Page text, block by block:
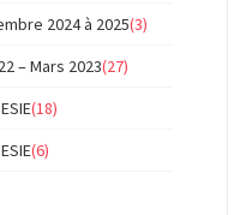
2024 à 2025(3)
– Mars 2023(27)
(18)
(6)